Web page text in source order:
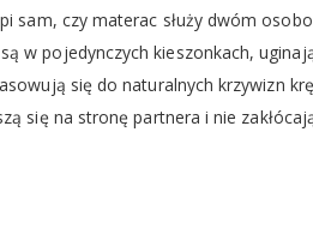
sam, czy materac służy dwóm
w pojedynczych kieszonkach,
się do naturalnych krzywizn
się na stronę partnera i nie